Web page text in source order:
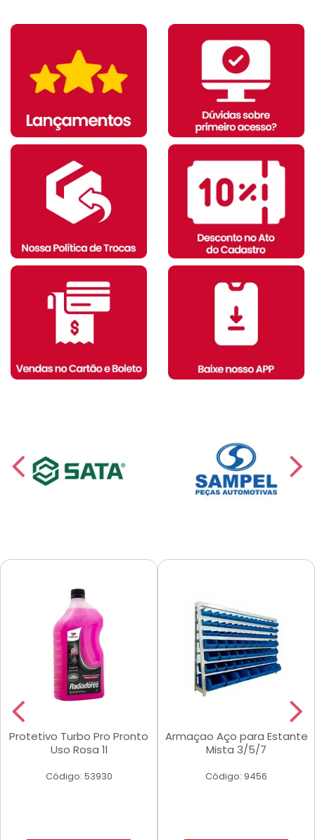
Protetivo Turbo Pro Pronto
Uso Rosa 1l
Código: 53930
Armaçao Aço para Estante
Mista 3/5/7
Código: 9456